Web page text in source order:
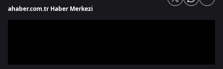
ahaber.com.tr Haber Merkezi